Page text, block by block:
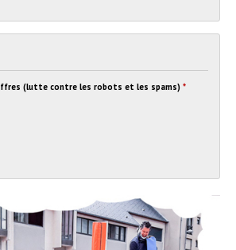
(lutte contre les robots et les spams) *